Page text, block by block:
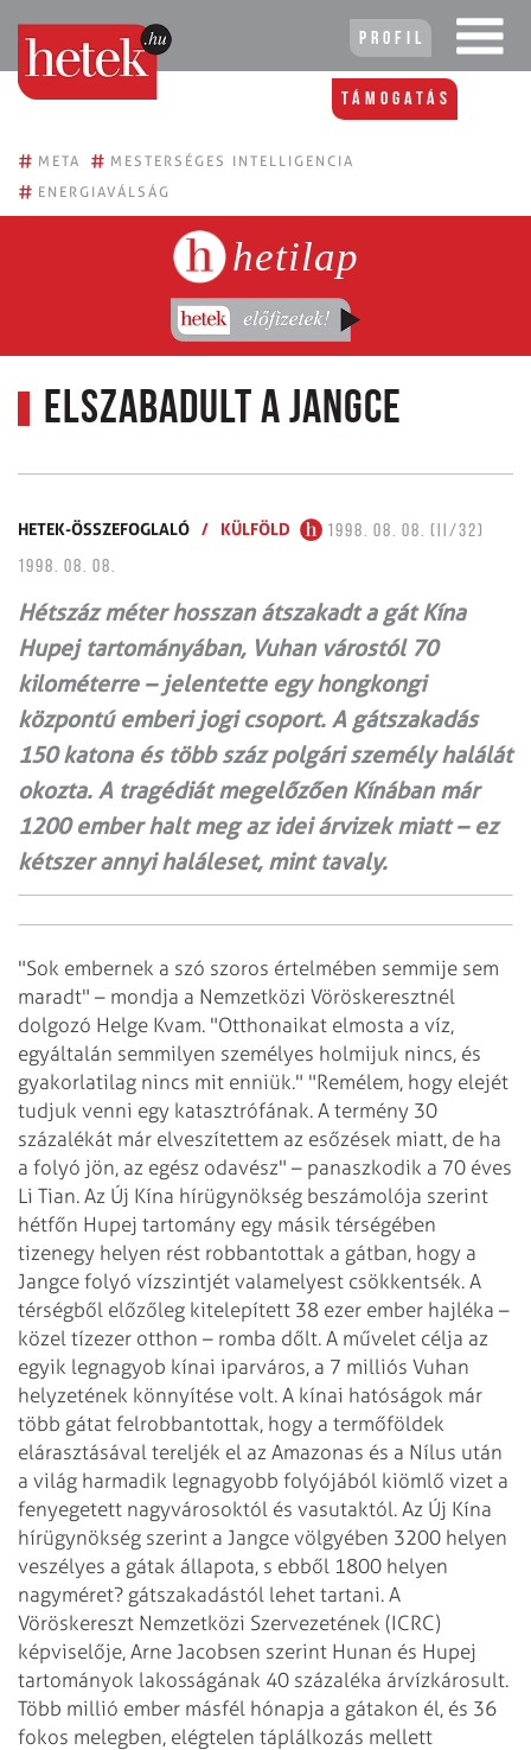
Profil
Támogatás
# META # MESTERSÉGES INTELLIGENCIA
# ENERGIAVÁLSÁG
hetilap
Elszabadult a Jangce
HETEK-ÖSSZEFOGLALÓ / KÜLFÖLD
1998. 08. 08. (II/32)
1998. 08. 08.
Hétszáz méter hosszan átszakadt a gát Kína
Hupej tartományában, Vuhan várostól 70
kilométerre – jelentette egy hongkongi
központú emberi jogi csoport. A gátszakadás
150 katona és több száz polgári személy halálát
okozta. A tragédiát megelőzően Kínában már
1200 ember halt meg az idei árvizek miatt – ez
kétszer annyi haláleset, mint tavaly.
"Sok embernek a szó szoros értelmében semmije sem
maradt" – mondja a Nemzetközi Vöröskeresztnél
dolgozó Helge Kvam. "Otthonaikat elmosta a víz,
egyáltalán semmilyen személyes holmijuk nincs, és
gyakorlatilag nincs mit enniük." "Remélem, hogy elejét
tudjuk venni egy katasztrófának. A termény 30
százalékát már elveszítettem az esőzések miatt, de ha
a folyó jön, az egész odavész" – panaszkodik a 70 éves
Li Tian. Az Új Kína hírügynökség beszámolója szerint
hétfőn Hupej tartomány egy másik térségében
tizenegy helyen rést robbantottak a gátban, hogy a
Jangce folyó vízszintjét valamelyest csökkentsék. A
térségből előzőleg kitelepített 38 ezer ember hajléka –
közel tízezer otthon – romba dőlt. A művelet célja az
egyik legnagyob kínai iparváros, a 7 milliós Vuhan
helyzetének könnyítése volt. A kínai hatóságok már
több gátat felrobbantottak, hogy a termőföldek
elárasztásával tereljék el az Amazonas és a Nílus után
a világ harmadik legnagyobb folyójából kiömlő vizet a
fenyegetett nagyvárosoktól és vasutaktól. Az Új Kína
hírügynökség szerint a Jangce völgyében 3200 helyen
veszélyes a gátak állapota, s ebből 1800 helyen
nagyméret? gátszakadástól lehet tartani. A
Vöröskereszt Nemzetközi Szervezetének (ICRC)
képviselője, Arne Jacobsen szerint Hunan és Hupej
tartományok lakosságának 40 százaléka árvízkárosult.
Több millió ember másfél hónapja a gátakon él, és 36
fokos melegben, elégtelen táplálkozás mellett